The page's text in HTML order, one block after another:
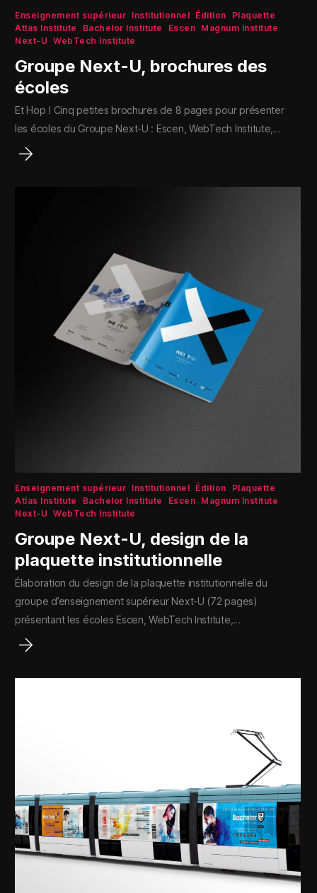
Enseignement supérieur Institutionnel Édition
Plaquette
Atlas Institute
Bachelor Institute Escen Magnum Institute
Next-U WebTech Institute
Groupe Next-U, brochures des
écoles
Et Hop ! Cinq petites brochures de 8 pages pour présenter
les écoles du Groupe Next-U : Escen, WebTech Institute,…
Enseignement supérieur Institutionnel Édition
Plaquette
Atlas Institute
Bachelor Institute Escen Magnum Institute
Next-U WebTech Institute
Groupe Next-U, design de la
plaquette institutionnelle
Élaboration du design de la plaquette institutionnelle du
groupe d’enseignement supérieur Next-U (72 pages)
présentant les écoles Escen, WebTech Institute,…